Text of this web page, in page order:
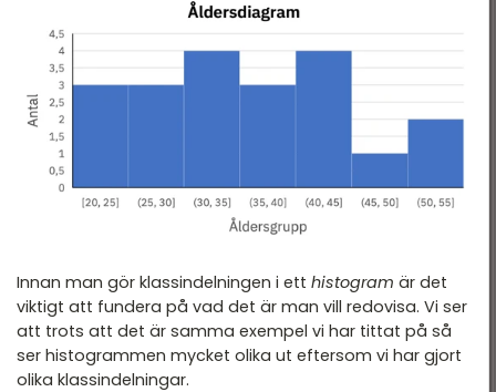
Innan man gör klassindelningen i ett histogram är det
viktigt att fundera på vad det är man vill redovisa. Vi ser
att trots att det är samma exempel vi har tittat på så
ser histogrammen mycket olika ut eftersom vi har gjort
olika klassindelningar.